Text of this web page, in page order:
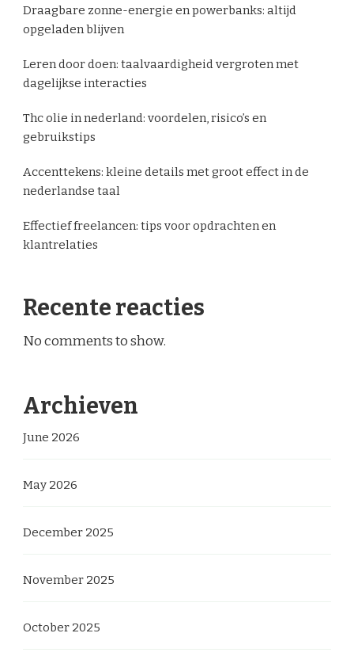
Draagbare zonne-energie en powerbanks: altijd
opgeladen blijven
Leren door doen: taalvaardigheid vergroten met
dagelijkse interacties
Thc olie in nederland: voordelen, risico’s en
gebruikstips
Accenttekens: kleine details met groot effect in de
nederlandse taal
Effectief freelancen: tips voor opdrachten en
klantrelaties
Recente reacties
No comments to show.
Archieven
June 2026
May 2026
December 2025
November 2025
October 2025